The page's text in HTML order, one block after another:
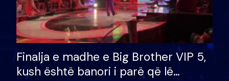
Finalja e madhe e Big Brother VIP 5,
kush është banori i parë që lë